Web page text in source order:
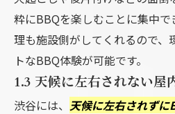
粋にBBQを楽しむことに集中
理も施設側がしてくれるので、
トなBBQ体験が可能です。
1.3 天候に左右されない屋
渋谷には、 天候に左右されずに